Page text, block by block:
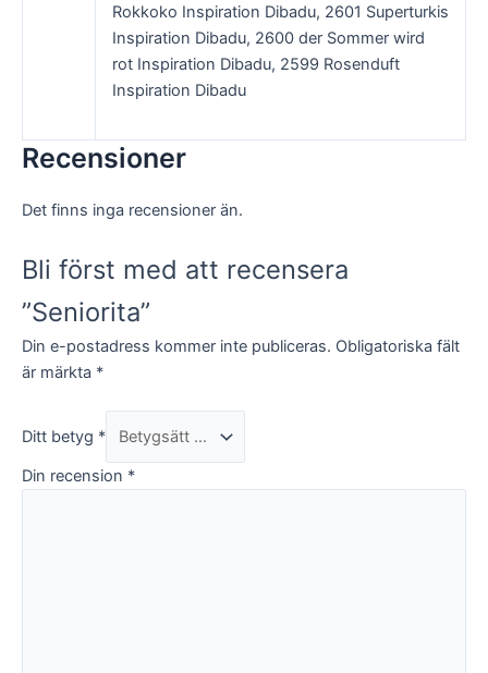
Rokkoko Inspiration Dibadu, 2601 Superturkis
Inspiration Dibadu, 2600 der Sommer wird
rot Inspiration Dibadu, 2599 Rosenduft
Inspiration Dibadu
Recensioner
Det finns inga recensioner än.
Bli först med att recensera
”Seniorita”
Din e-postadress kommer inte publiceras. Obligatoriska fält
är märkta *
Ditt betyg *
Din recension *